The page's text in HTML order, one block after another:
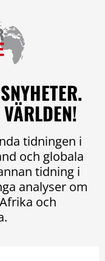
tidningen i
och globala
tidning i
analyser om
och